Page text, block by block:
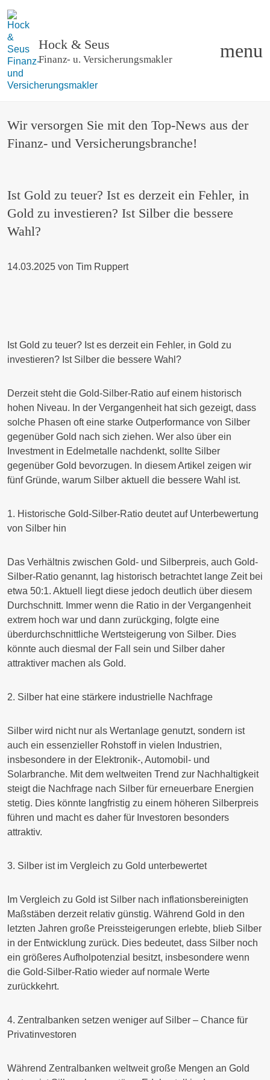
Hock & Seus
Finanz- u. Versicherungsmakler menu
Wir versorgen Sie mit den Top-News aus der
Finanz- und Versicherungsbranche!
Ist Gold zu teuer? Ist es derzeit ein Fehler, in
Gold zu investieren? Ist Silber die bessere
Wahl?
14.03.2025 von Tim Ruppert
Ist Gold zu teuer? Ist es derzeit ein Fehler, in Gold zu
investieren? Ist Silber die bessere Wahl?
Derzeit steht die Gold-Silber-Ratio auf einem historisch
hohen Niveau. In der Vergangenheit hat sich gezeigt, dass
solche Phasen oft eine starke Outperformance von Silber
gegenüber Gold nach sich ziehen. Wer also über ein
Investment in Edelmetalle nachdenkt, sollte Silber
gegenüber Gold bevorzugen. In diesem Artikel zeigen wir
fünf Gründe, warum Silber aktuell die bessere Wahl ist.
1. Historische Gold-Silber-Ratio deutet auf Unterbewertung
von Silber hin
Das Verhältnis zwischen Gold- und Silberpreis, auch Gold-
Silber-Ratio genannt, lag historisch betrachtet lange Zeit bei
etwa 50:1. Aktuell liegt diese jedoch deutlich über diesem
Durchschnitt. Immer wenn die Ratio in der Vergangenheit
extrem hoch war und dann zurückging, folgte eine
überdurchschnittliche Wertsteigerung von Silber. Dies
könnte auch diesmal der Fall sein und Silber daher
attraktiver machen als Gold.
2. Silber hat eine stärkere industrielle Nachfrage
Silber wird nicht nur als Wertanlage genutzt, sondern ist
auch ein essenzieller Rohstoff in vielen Industrien,
insbesondere in der Elektronik-, Automobil- und
Solarbranche. Mit dem weltweiten Trend zur Nachhaltigkeit
steigt die Nachfrage nach Silber für erneuerbare Energien
stetig. Dies könnte langfristig zu einem höheren Silberpreis
führen und macht es daher für Investoren besonders
attraktiv.
3. Silber ist im Vergleich zu Gold unterbewertet
Im Vergleich zu Gold ist Silber nach inflationsbereinigten
Maßstäben derzeit relativ günstig. Während Gold in den
letzten Jahren große Preissteigerungen erlebte, blieb Silber
in der Entwicklung zurück. Dies bedeutet, dass Silber noch
ein größeres Aufholpotenzial besitzt, insbesondere wenn
die Gold-Silber-Ratio wieder auf normale Werte
zurückkehrt.
4. Zentralbanken setzen weniger auf Silber – Chance für
Privatinvestoren
Während Zentralbanken weltweit große Mengen an Gold